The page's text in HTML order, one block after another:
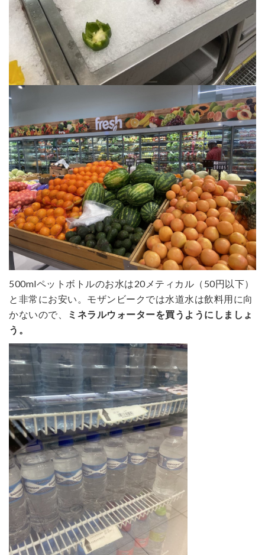
500mlペットボトルのお水は20メティカル（50円以下）
と非常にお安い。モザンビークでは水道水は飲料用に向
かないので、
ミネラルウォーターを買うようにしましょ
う。